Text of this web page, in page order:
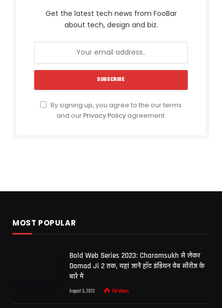
Get the latest tech news from FooBar
about tech, design and biz.
By signing up, you agree to the our terms
and ourPrivacy Policyagreement.
MOST POPULAR
Bold Web Series 2023: Charamsukh से लेकर
Damad Ji 2 तक, यहां जानें हॉट इंडियन वेब सीरीज के
बारे में
August 5, 2023 11KViews